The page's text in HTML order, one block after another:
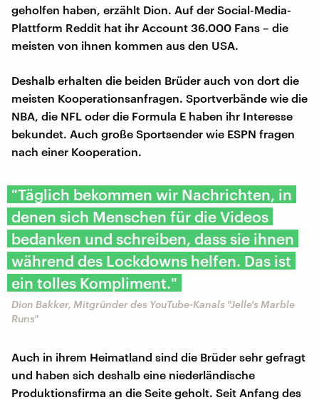
geholfen haben, erzählt Dion. Auf der Social-Media-
Plattform Reddit hat ihr Account 36.000 Fans – die
meisten von ihnen kommen aus den USA.
Deshalb erhalten die beiden Brüder auch von dort die
meisten Kooperationsanfragen. Sportverbände wie die
NBA, die NFL oder die Formula E haben ihr Interesse
bekundet. Auch große Sportsender wie ESPN fragen
nach einer Kooperation.
"Täglich bekommen wir Nachrichten, in
denen sich Menschen für die Videos
bedanken und schreiben, dass sie ihnen
während des Lockdowns helfen. Das ist
ein tolles Kompliment."
Dion Bakker, Mitgründer des YouTube-Kanals "Jelle's Marble
Runs"
Auch in ihrem Heimatland sind die Brüder sehr gefragt
und haben sich deshalb eine niederländische
Produktionsfirma an die Seite geholt. Seit Anfang des